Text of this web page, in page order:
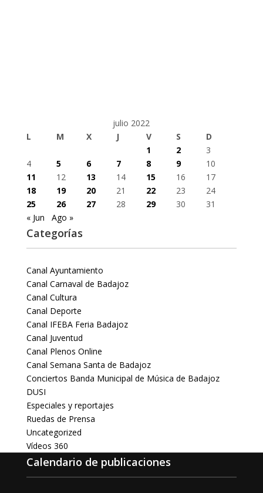
julio 2022
L
M X J V S
D
1
2
3
4
5 6 7 8 9
10
11
12 13 14 15 16
17
18
19 20 21 22 23
24
25
26 27 28 29 30
31
« Jun
Ago »
Categorías
Canal Ayuntamiento
Canal Carnaval de Badajoz
Canal Cultura
Canal Deporte
Canal IFEBA Feria Badajoz
Canal Juventud
Canal Plenos Online
Canal Semana Santa de Badajoz
Conciertos Banda Municipal de Música de Badajoz
DUSI
Especiales y reportajes
Ruedas de Prensa
Uncategorized
Vídeos 360
Calendario de publicaciones